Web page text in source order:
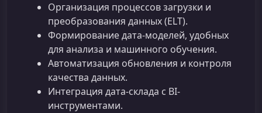
Организация процессов загрузки и
преобразования данных (ELT).
Формирование дата-моделей, удобных
для анализа и машинного обучения.
Автоматизация обновления и контроля
качества данных.
Интеграция дата-склада с BI-
инструментами.